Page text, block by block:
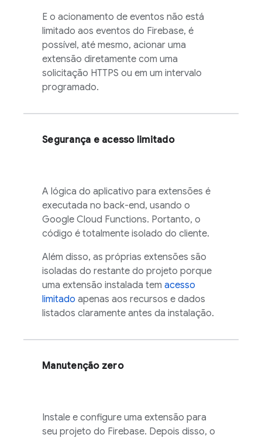
E o acionamento de eventos não está
limitado aos eventos do Firebase, é
possível, até mesmo, acionar uma
extensão diretamente com uma
solicitação HTTPS ou em um intervalo
programado.
Segurança e acesso limitado
A lógica do aplicativo para extensões é
executada no back-end, usando o
Google Cloud Functions. Portanto, o
código é totalmente isolado do cliente.
Além disso, as próprias extensões são
isoladas do restante do projeto porque
uma extensão instalada tem acesso
limitado apenas aos recursos e dados
listados claramente antes da instalação.
Manutenção zero
Instale e configure uma extensão para
seu projeto do Firebase. Depois disso, o